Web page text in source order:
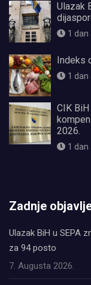
Ulazak
1 dan
Indeks
1 dan
CIK
2026.
1 dan
Zadnje
Ulazak BiH u SEPA
za 94 posto
7. Augusta 2026.